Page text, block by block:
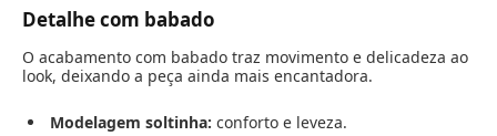
Detalhe com babado
O acabamento com babado traz movimento e delicadeza ao
look, deixando a peça ainda mais encantadora.
Modelagem soltinha: conforto e leveza.